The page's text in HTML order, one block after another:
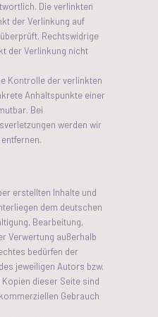
Die verlinkten
der Verlinkung auf
Rechtswidrige
der Verlinkung nicht
Kontrolle der verlinkten
Anhaltspunkte einer
Bei
werden wir
erstellten Inhalte und
dem deutschen
Bearbeitung,
Verwertung außerhalb
bedürfen der
jeweiligen Autors bzw.
dieser Seite sind
Gebrauch